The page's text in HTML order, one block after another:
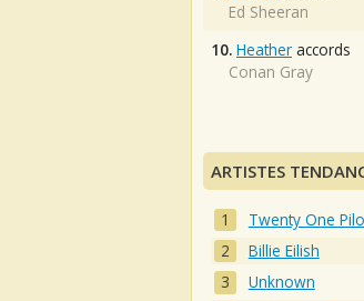
Ed Sheeran
10. Heather accords
Conan Gray
ARTISTES
Twenty One
Billie Eilish
Unknown